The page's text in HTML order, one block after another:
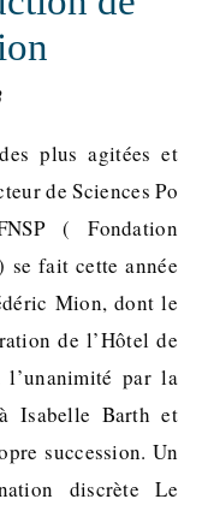
de Sciences Po
( Fondation
se fait cette année
Mion, dont le
de l’Hôtel de
par la
Isabelle Barth et
succession. Un
discrète Le